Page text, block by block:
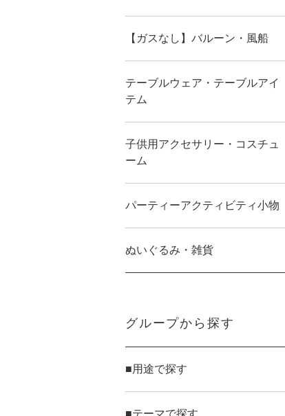
【ガスなし】バルーン・風船
テーブルウェア・テーブルアイ
テム
子供用アクセサリー・コスチュ
ーム
パーティーアクティビティ小物
ぬいぐるみ・雑貨
グループから探す
■用途で探す
■テーマで探す